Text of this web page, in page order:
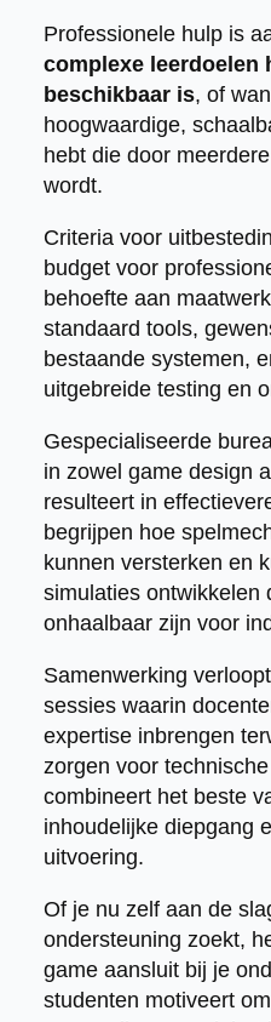
Professionele hulp is
complexe leerdoelen
beschikbaar is, of
hoogwaardige,
hebt die door
wordt.
Criteria voor
budget voor
behoefte aan
standaard tools,
bestaande systemen,
uitgebreide testing en
Gespecialiseerde
in zowel game design
resulteert in
begrijpen hoe
kunnen versterken en
simulaties ontwikkelen
onhaalbaar zijn voor
Samenwerking
sessies waarin
expertise inbrengen
zorgen voor
combineert het beste
inhoudelijke diepgang
uitvoering.
Of je nu zelf aan de
ondersteuning zoekt,
game aansluit bij je
studenten motiveert